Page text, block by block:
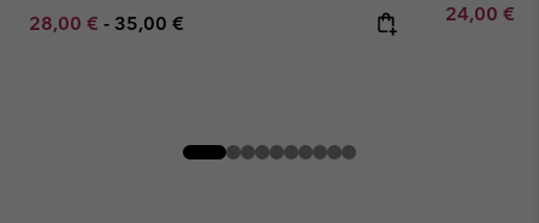
Minimum sale price:
28,00 € - Maximum price:
35,00 € Minimum
24,00 €